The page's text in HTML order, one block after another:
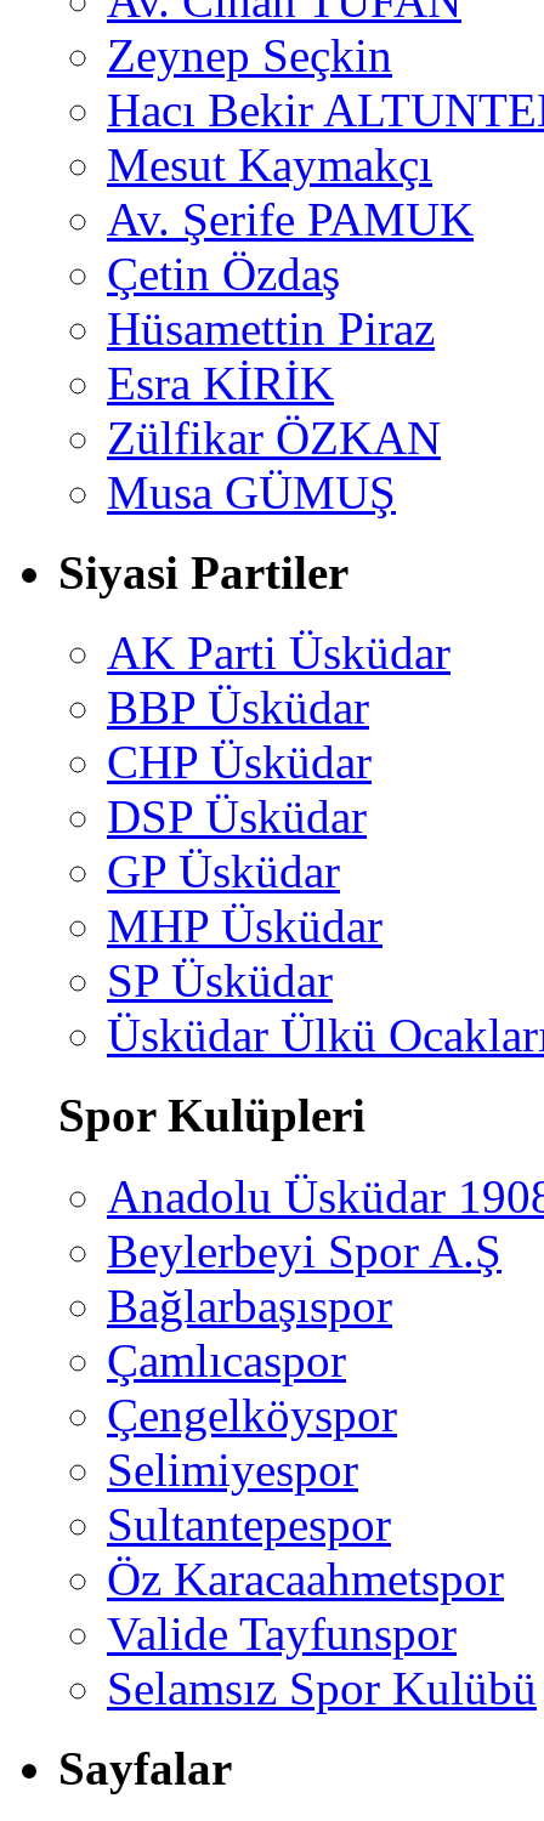
Zeynep Seçkin
Hacı Bekir
Mesut Kaymakçı
Av. Şerife PAMUK
Çetin Özdaş
Hüsamettin Piraz
Esra KİRİK
Zülfikar ÖZKAN
Musa GÜMUŞ
Siyasi Partiler
AK Parti Üsküdar
BBP Üsküdar
CHP Üsküdar
DSP Üsküdar
GP Üsküdar
MHP Üsküdar
SP Üsküdar
Üsküdar Ülkü
Spor Kulüpleri
Anadolu Üsküdar
Beylerbeyi Spor A.Ş
Bağlarbaşıspor
Çamlıcaspor
Çengelköyspor
Selimiyespor
Sultantepespor
Öz Karacaahmetspor
Valide Tayfunspor
Selamsız Spor Kulübü
Sayfalar